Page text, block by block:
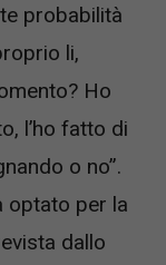
probabilità
li,
Ho
l’ho fatto di
o no”.
optato per la
dallo